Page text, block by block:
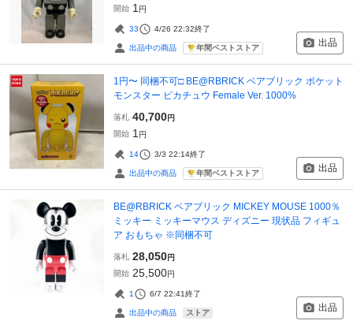
開始 1 円
33 4/26 22:32終了
出品中の商品 年間ベストストア 出品
1円〜 同梱不可□ BE@RBRICK ベアブリック ポケット
モンスター ピカチュウ Female Ver. 1000%
落札 40,700円
開始 1 円
14 3/3 22:14終了
出品中の商品 年間ベストストア 出品
BE@RBRICK ベアブリック MICKEY MOUSE 1000％
ミッキー ミッキーマウス ディズニー 現状品 フィギュ
ア おもちゃ ※同梱不可
落札 28,050円
開始 25,500円
1 6/7 22:41終了
出品中の商品 ストア 出品